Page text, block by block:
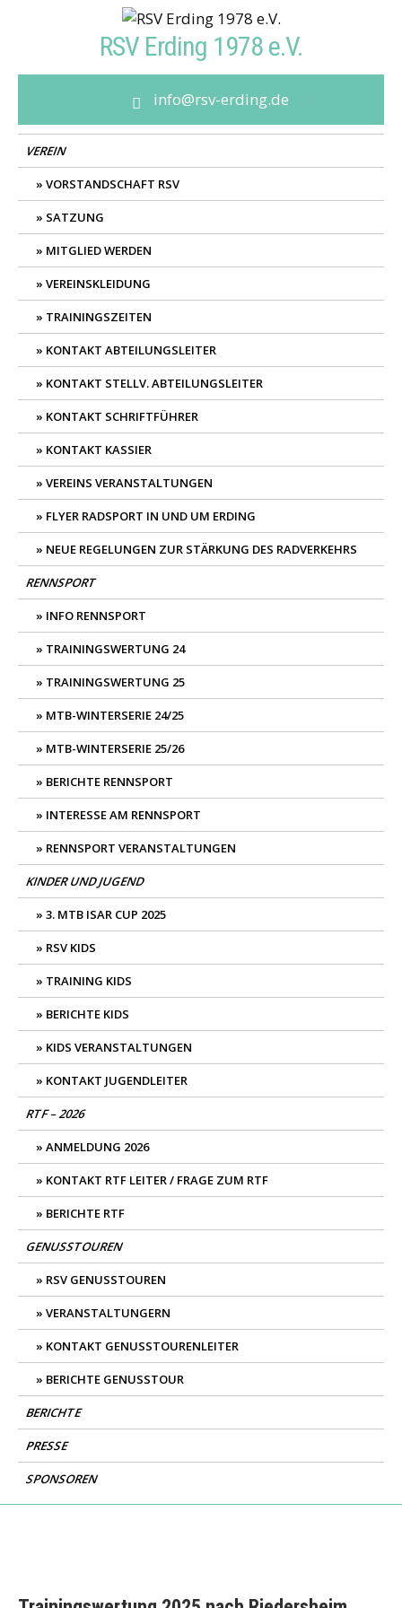
RSV Erding 1978 e.V.
info@rsv-erding.de
VEREIN
VORSTANDSCHAFT RSV
SATZUNG
MITGLIED WERDEN
VEREINSKLEIDUNG
TRAININGSZEITEN
KONTAKT ABTEILUNGSLEITER
KONTAKT STELLV. ABTEILUNGSLEITER
KONTAKT SCHRIFTFÜHRER
KONTAKT KASSIER
VEREINS VERANSTALTUNGEN
FLYER RADSPORT IN UND UM ERDING
NEUE REGELUNGEN ZUR STÄRKUNG DES RADVERKEHRS
RENNSPORT
INFO RENNSPORT
TRAININGSWERTUNG 24
TRAININGSWERTUNG 25
MTB-WINTERSERIE 24/25
MTB-WINTERSERIE 25/26
BERICHTE RENNSPORT
INTERESSE AM RENNSPORT
RENNSPORT VERANSTALTUNGEN
KINDER UND JUGEND
3. MTB ISAR CUP 2025
RSV KIDS
TRAINING KIDS
BERICHTE KIDS
KIDS VERANSTALTUNGEN
KONTAKT JUGENDLEITER
RTF – 2026
ANMELDUNG 2026
KONTAKT RTF LEITER / FRAGE ZUM RTF
BERICHTE RTF
GENUSSTOUREN
RSV GENUSSTOUREN
VERANSTALTUNGERN
KONTAKT GENUSSTOURENLEITER
BERICHTE GENUSSTOUR
BERICHTE
PRESSE
SPONSOREN